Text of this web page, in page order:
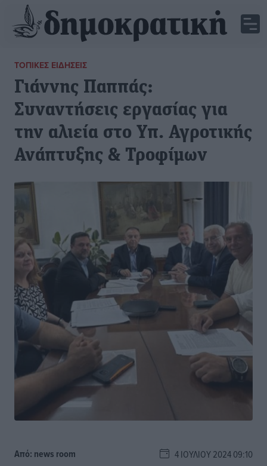
ΤΟΠΙΚΈΣ ΕΙΔΉΣΕΙΣ
Γιάννης Παππάς:
Συναντήσεις εργασίας για
την αλιεία στο Υπ. Αγροτικής
Ανάπτυξης & Τροφίμων
Από: news room 4 ΙΟΥΛΊΟΥ 2024 09:10